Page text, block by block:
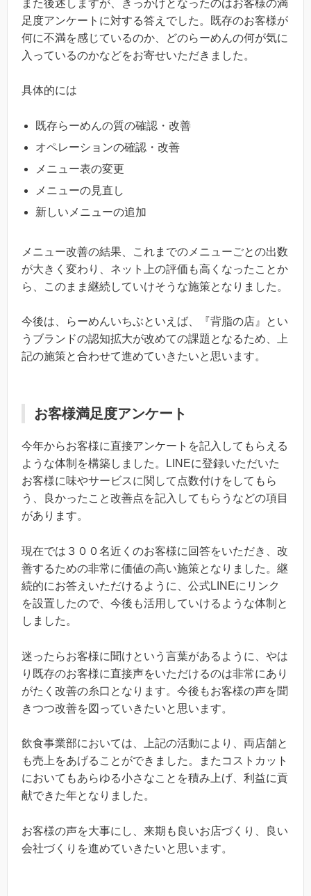
また後述しますが、きっかけとなったのはお客様の満
足度アンケートに対する答えでした。既存のお客様が
何に不満を感じているのか、どのらーめんの何が気に
入っているのかなどをお寄せいただきました。
具体的には
既存らーめんの質の確認・改善
オペレーションの確認・改善
メニュー表の変更
メニューの見直し
新しいメニューの追加
メニュー改善の結果、これまでのメニューごとの出数
が大きく変わり、ネット上の評価も高くなったことか
ら、このまま継続していけそうな施策となりました。
今後は、らーめんいちぶといえば、『背脂の店』とい
うブランドの認知拡大が改めての課題となるため、上
記の施策と合わせて進めていきたいと思います。
お客様満足度アンケート
今年からお客様に直接アンケートを記入してもらえる
ような体制を構築しました。LINEに登録いただいた
お客様に味やサービスに関して点数付けをしてもら
う、良かったこと改善点を記入してもらうなどの項目
があります。
現在では３００名近くのお客様に回答をいただき、改
善するための非常に価値の高い施策となりました。継
続的にお答えいただけるように、公式LINEにリンク
を設置したので、今後も活用していけるような体制と
しました。
迷ったらお客様に聞けという言葉があるように、やは
り既存のお客様に直接声をいただけるのは非常にあり
がたく改善の糸口となります。今後もお客様の声を聞
きつつ改善を図っていきたいと思います。
飲食事業部においては、上記の活動により、両店舗と
も売上をあげることができました。またコストカット
においてもあらゆる小さなことを積み上げ、利益に貢
献できた年となりました。
お客様の声を大事にし、来期も良いお店づくり、良い
会社づくりを進めていきたいと思います。